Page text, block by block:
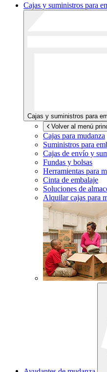
Cajas y suministros para
Cajas y suministros para
Volver al menú
Cajas para mudanza
Suministros para
Cajas de envío y
Fundas y bolsas
Herramientas para
Cinta de embalaje
Soluciones de
Alquilar cajas para